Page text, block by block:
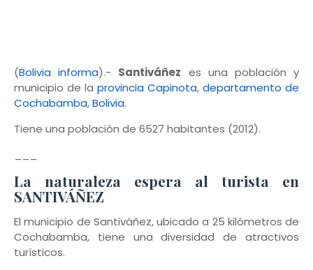
(Bolivia informa).- Santiváñez es una población y
municipio de la provincia Capinota, departamento de
Cochabamba,Bolivia.
Tiene una población de 6527 habitantes (2012).
La naturaleza espera al turista en
SANTIVÁÑEZ
El municipio de Santiváñez, ubicado a 25 kilómetros de
Cochabamba, tiene una diversidad de atractivos
turísticos.